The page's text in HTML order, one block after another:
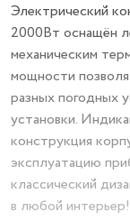
Электрический
2000Вт оснащён
механическим
мощности
разных погодных
установки.
конструкция
эксплуатацию
классический
в любой интерьер!